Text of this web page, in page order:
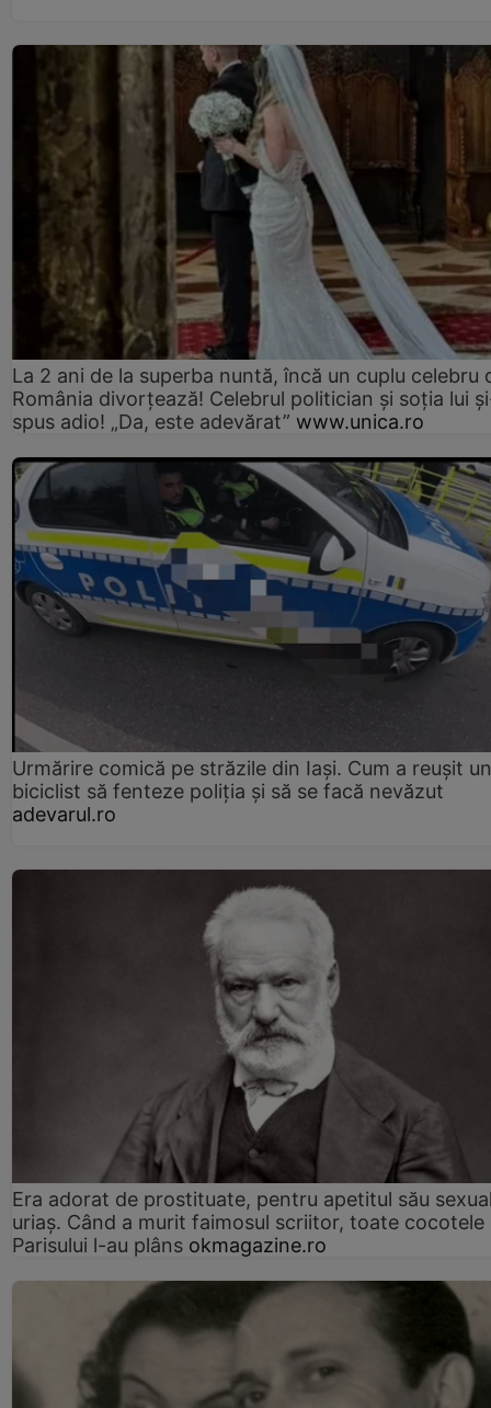
La 2 ani de la superba nuntă, încă un cuplu celebru
România divorțează! Celebrul politician și soția lui
spus adio! „Da, este adevărat” www.unica.ro
Urmărire comică pe străzile din Iași. Cum a reușit un
biciclist să fenteze poliția și să se facă nevăzut
adevarul.ro
Era adorat de prostituate, pentru apetitul său
uriaș. Când a murit faimosul scriitor, toate cocotele
Parisului l-au plâns okmagazine.ro